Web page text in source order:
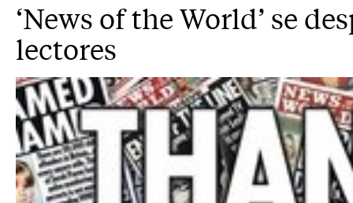
‘News of the World’ se
lectores